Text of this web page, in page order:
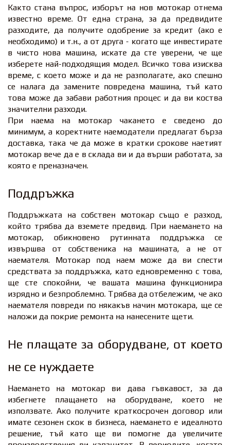
Както стана въпрос, изборът на нов мотокар отнема
известно време. От една страна, за да предвидите
разходите, да получите одобрение за кредит (ако е
необходимо) и т.н., а от друга - когато ще инвестирате
в чисто нова машина, искате да сте уверени, че ще
изберете най-подходящия модел. Всичко това изисква
време, с което може и да не разполагате, ако спешно
се налага да замените повредена машина, тъй като
това може да забави работния процес и да ви коства
значителни разходи.
При наема на мотокар чакането е сведено до
минимум, а коректните наемодатели предлагат бърза
доставка, така че да може в кратки срокове наетият
мотокар вече да е в склада ви и да върши работата, за
която е преназначен.
Поддръжка
Поддръжката на собствен мотокар също е разход,
който трябва да вземете предвид. При наемането на
мотокар, обикновено рутинната поддръжка се
извършва от собственика на машината, а не от
наемателя. Мотокар под наем може да ви спести
средствата за поддръжка, като едновременно с това,
ще сте спокойни, че вашата машина функционира
изрядно и безпроблемно. Трябва да отбележим, че ако
наемателя повреди по някакъв начин мотокара, ще се
наложи да покрие ремонта на нанесените щети.
Не плащате за оборудване, от което
не се нуждаете
Наемането на мотокар ви дава гъвкавост, за да
избегнете плащането на оборудване, което не
използвате. Ако получите краткосрочен договор или
имате сезонен скок в бизнеса, наемането е идеалното
решение, тъй като ще ви помогне да увеличите